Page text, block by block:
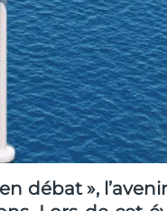
débat »,